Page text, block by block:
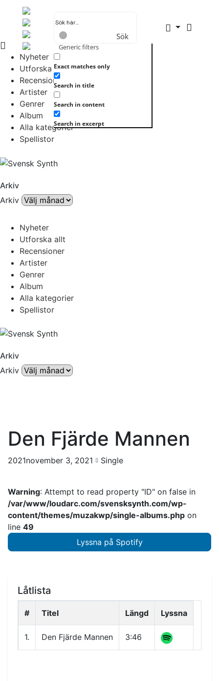
Sök
Generic filters
Exact matches only
Search in title
Search in content
Search in excerpt
Nyheter
Utforska allt
Recensioner
Artister
Genrer
Album
Alla kategorier
Spellistor
Arkiv
Arkiv
Nyheter
Utforska allt
Recensioner
Artister
Genrer
Album
Alla kategorier
Spellistor
Arkiv
Arkiv
Den Fjärde Mannen
2021november 3, 2021 Single
Warning: Attempt to read property "ID" on false in
/var/www/loudarc.com/svensksynth.com/wp-
content/themes/muzakwp/single-albums.php on
line 49
Lyssna på Spotify
Låtlista
# Titel Längd Lyssna
1. Den Fjärde Mannen 3:46